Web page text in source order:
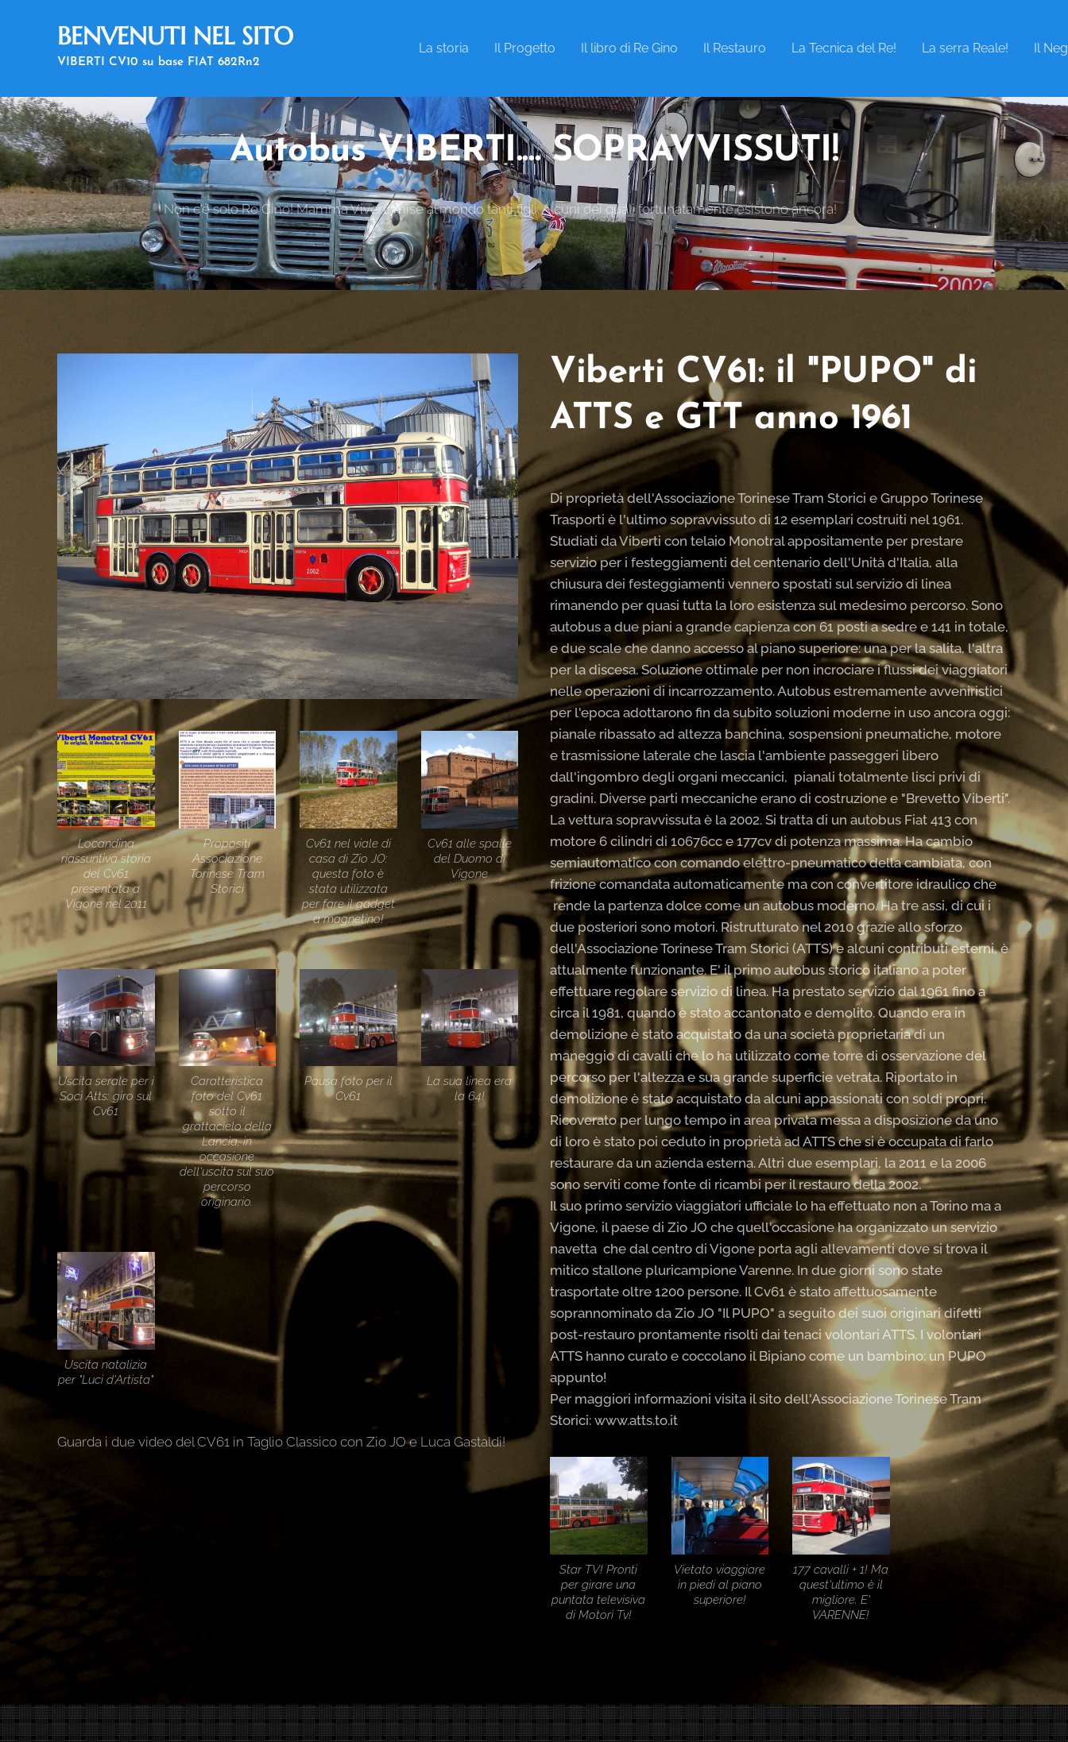
BENVENUTI NEL SITO
DEDICATO A RE GINO
VIBERTI CV10 su base FIAT 682Rn2
La storia Il Progetto Il libro di Re Gino Il Restauro La Tecnica del Re! La serra Reale! Il
Autobus VIBERTI.... SOPRAVVISSUTI!
Non c'è solo Re Gino! Mamma Viverti mise al mondo tanti figli. Alcuni dei quali fortunatamente esistono ancora!
Locandina
riassuntiva storia
del Cv61
presentata a
Vigone nel 2011
Propositi
Associazione
Torinese Tram
Storici
Cv61 nel viale di
casa di Zio JO:
questa foto è
stata utilizzata
per fare il gadget
a magnetino!
Cv61 alle spalle
del Duomo di
Vigone
Uscita serale per i
Soci Atts: giro sul
Cv61
Caratteristica
foto del Cv61
sotto il
grattacielo della
Lancia, in
occasione
dell'uscita sul suo
percorso
originario.
Pausa foto per il
Cv61
La sua linea era
la 64!
Uscita natalizia
per "Luci d'Artista"
Guarda i due video del CV61 in Taglio Classico con Zio JO e Luca Gastaldi!
Viberti CV61: il "PUPO" di
ATTS e GTT anno 1961
Di proprietà dell'Associazione Torinese Tram Storici e Gruppo Torinese
Trasporti è l'ultimo sopravvissuto di 12 esemplari costruiti nel 1961.
Studiati da Viberti con telaio Monotral appositamente per prestare
servizio per i festeggiamenti del centenario dell'Unità d'Italia, alla
chiusura dei festeggiamenti vennero spostati sul servizio di linea
rimanendo per quasi tutta la loro esistenza sul medesimo percorso. Sono
autobus a due piani a grande capienza con 61 posti a sedre e 141 in totale,
e due scale che danno accesso al piano superiore: una per la salita, l'altra
per la discesa. Soluzione ottimale per non incrociare i flussi dei viaggiatori
nelle operazioni di incarrozzamento. Autobus estremamente avveniristici
per l'epoca adottarono fin da subito soluzioni moderne in uso ancora oggi:
pianale ribassato ad altezza banchina, sospensioni pneumatiche, motore
e trasmissione laterale che lascia l'ambiente passeggeri libero
dall'ingombro degli organi meccanici, pianali totalmente lisci privi di
gradini. Diverse parti meccaniche erano di costruzione e "Brevetto Viberti".
La vettura sopravvissuta è la 2002. Si tratta di un autobus Fiat 413 con
motore 6 cilindri di 10676cc e 177cv di potenza massima. Ha cambio
semiautomatico con comando elettro-pneumatico della cambiata, con
frizione comandata automaticamente ma con convertitore idraulico che
rende la partenza dolce come un autobus moderno. Ha tre assi, di cui i
due posteriori sono motori. Ristrutturato nel 2010 grazie allo sforzo
dell'Associazione Torinese Tram Storici (ATTS) e alcuni contributi esterni, è
attualmente funzionante. E' il primo autobus storico italiano a poter
effettuare regolare servizio di linea. Ha prestato servizio dal 1961 fino a
circa il 1981, quando è stato accantonato e demolito. Quando era in
demolizione è stato acquistato da una società proprietaria di un
maneggio di cavalli che lo ha utilizzato come torre di osservazione del
percorso per l'altezza e sua grande superficie vetrata. Riportato in
demolizione è stato acquistato da alcuni appassionati con soldi propri.
Ricoverato per lungo tempo in area privata messa a disposizione da uno
di loro è stato poi ceduto in proprietà ad ATTS che si è occupata di farlo
restaurare da un azienda esterna. Altri due esemplari, la 2011 e la 2006
sono serviti come fonte di ricambi per il restauro della 2002.
Il suo primo servizio viaggiatori ufficiale lo ha effettuato non a Torino ma a
Vigone, il paese di Zio JO che quell'occasione ha organizzato un servizio
navetta che dal centro di Vigone porta agli allevamenti dove si trova il
mitico stallone pluricampione Varenne. In due giorni sono state
trasportate oltre 1200 persone. Il Cv61 è stato affettuosamente
soprannominato da Zio JO "Il PUPO" a seguito dei suoi originari difetti
post-restauro prontamente risolti dai tenaci volontari ATTS. I volontari
ATTS hanno curato e coccolano il Bipiano come un bambino: un PUPO
appunto!
Per maggiori informazioni visita il sito dell'Associazione Torinese Tram
Storici: www.atts.to.it
Star TV! Pronti
per girare una
puntata televisiva
di Motori Tv!
Vietato viaggiare
in piedi al piano
superiore!
177 cavalli + 1! Ma
quest'ultimo è il
migliore. E'
VARENNE!